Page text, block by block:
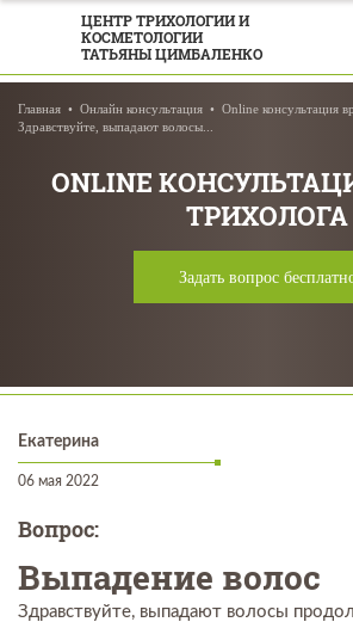
ЦЕНТР ТРИХОЛОГИИ И
КОСМЕТОЛОГИИ
ТАТЬЯНЫ ЦИМБАЛЕНКО
Главная Онлайн консультация
Online консультация
Здравствуйте, выпадают волосы...
ONLINE
ТРИХОЛОГА
Задать вопрос
Екатерина
06 мая 2022
Вопрос:
Выпадение волос
Здравствуйте, выпадают волосы